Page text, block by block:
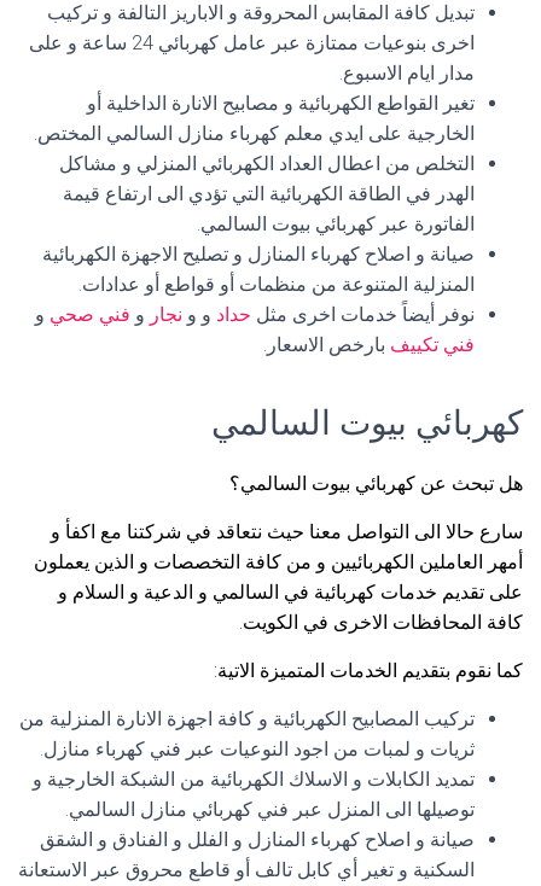
تبديل كافة المقابس المحروقة و الاباريز التالفة و تركيب
اخرى بنوعيات ممتازة عبر عامل كهربائي 24 ساعة و على
مدار ايام الاسبوع.
تغير القواطع الكهربائية و مصابيح الانارة الداخلية أو
الخارجية على ايدي معلم كهرباء منازل السالمي المختص.
التخلص من اعطال العداد الكهربائي المنزلي و مشاكل
الهدر في الطاقة الكهربائية التي تؤدي الى ارتفاع قيمة
الفاتورة عبر كهربائي بيوت السالمي.
صيانة و اصلاح كهرباء المنازل و تصليح الاجهزة الكهربائية
المنزلية المتنوعة من منظمات أو قواطع أو عدادات.
نوفر أيضاً خدمات اخرى مثل حداد و و نجار و فني صحي و
فني تكييف بارخص الاسعار.
كهربائي بيوت السالمي
هل تبحث عن كهربائي بيوت السالمي؟
سارع حالا الى التواصل معنا حيث نتعاقد في شركتنا مع اكفأ و
أمهر العاملين الكهربائيين و من كافة التخصصات و الذين يعملون
على تقديم خدمات كهربائية في السالمي و الدعية و السلام و
كافة المحافظات الاخرى في الكويت.
كما نقوم بتقديم الخدمات المتميزة الاتية:
تركيب المصابيح الكهربائية و كافة اجهزة الانارة المنزلية من
ثريات و لمبات من اجود النوعيات عبر فني كهرباء منازل.
تمديد الكابلات و الاسلاك الكهربائية من الشبكة الخارجية و
توصيلها الى المنزل عبر فني كهربائي منازل السالمي.
صيانة و اصلاح كهرباء المنازل و الفلل و الفنادق و الشقق
السكنية و تغير أي كابل تالف أو قاطع محروق عبر الاستعانة